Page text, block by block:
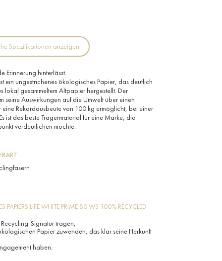
Spezifikationen anzeigen
Erinnerung hinterlässt.
ein ungestrichenes ökologisches Papier, das deutlich
lokal gesammeltem Altpapier hergestellt. Der
seine Auswirkungen auf die Umwelt über einen
Rekordausbeute von 100 kg ermöglicht, bei einer
ist das beste Trägermaterial für eine Marke, die
verdeutlichen möchte.
PAPIERS LIFE WHITE PRIME 80 WS 100% RECYCLED
Signatur tragen,
Papier zuwenden, das klar seine Herkunft
haben.